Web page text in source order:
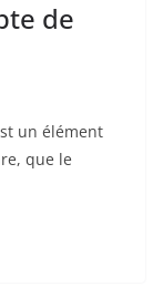
de
un élément
que le